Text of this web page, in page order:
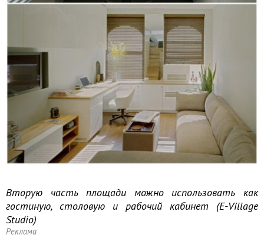
Вторую часть площади можно использовать как
гостиную, столовую и рабочий кабинет (E-Village
Studio)
Реклама